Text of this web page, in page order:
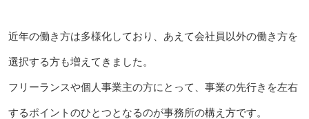
近年の働き方は多様化しており、あえて会社員以外の働き方を
選択する方も増えてきました。
フリーランスや個人事業主の方にとって、事業の先行きを左右
するポイントのひとつとなるのが事務所の構え方です。